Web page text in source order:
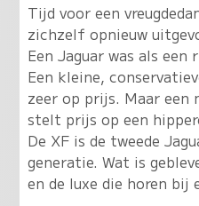
Tijd voor een
zichzelf opnieuw
Een Jaguar was als
Een kleine,
zeer op prijs. Maar een
stelt prijs op een
De XF is de tweede
generatie. Wat is
en de luxe die horen bij